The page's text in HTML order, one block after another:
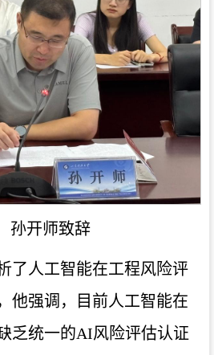
孙开师致辞
了人工智能在工程风险评
他强调，目前人工智能在
乏统一的AI风险评估认证